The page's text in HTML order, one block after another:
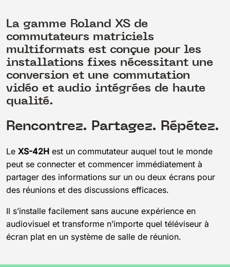
La gamme Roland XS de
commutateurs matriciels
multiformats est conçue pour les
installations fixes nécessitant une
conversion et une commutation
vidéo et audio intégrées de haute
qualité.
Rencontrez. Partagez. Répétez.
Le XS-42H est un commutateur auquel tout le monde
peut se connecter et commencer immédiatement à
partager des informations sur un ou deux écrans pour
des réunions et des discussions efficaces.
Il s’installe facilement sans aucune expérience en
audiovisuel et transforme n’importe quel téléviseur à
écran plat en un système de salle de réunion.